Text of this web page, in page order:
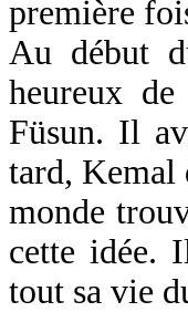
première
Au début
heureux
Füsun. Il
tard, Kemal
monde
cette idée.
tout sa vie